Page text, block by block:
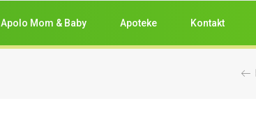
Apolo Mom & Baby Apoteke Kontakt